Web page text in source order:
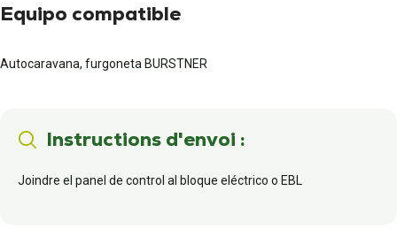
Equipo compatible
Autocaravana, furgoneta BURSTNER
Instructions d'envoi :
Joindre el panel de control al bloque eléctrico o EBL